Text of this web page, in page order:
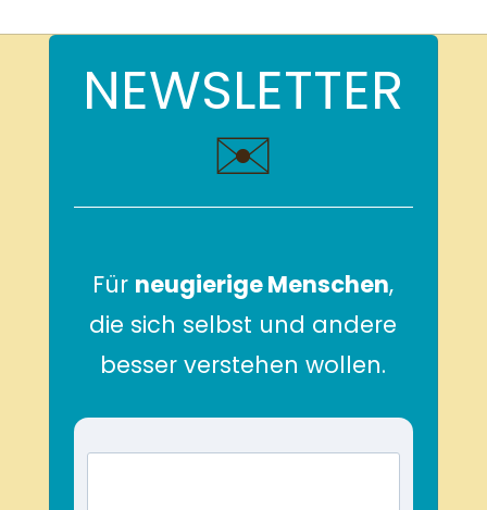
NEWSLETTER
✉️
Für neugierige Menschen,
die sich selbst und andere
besser verstehen wollen.